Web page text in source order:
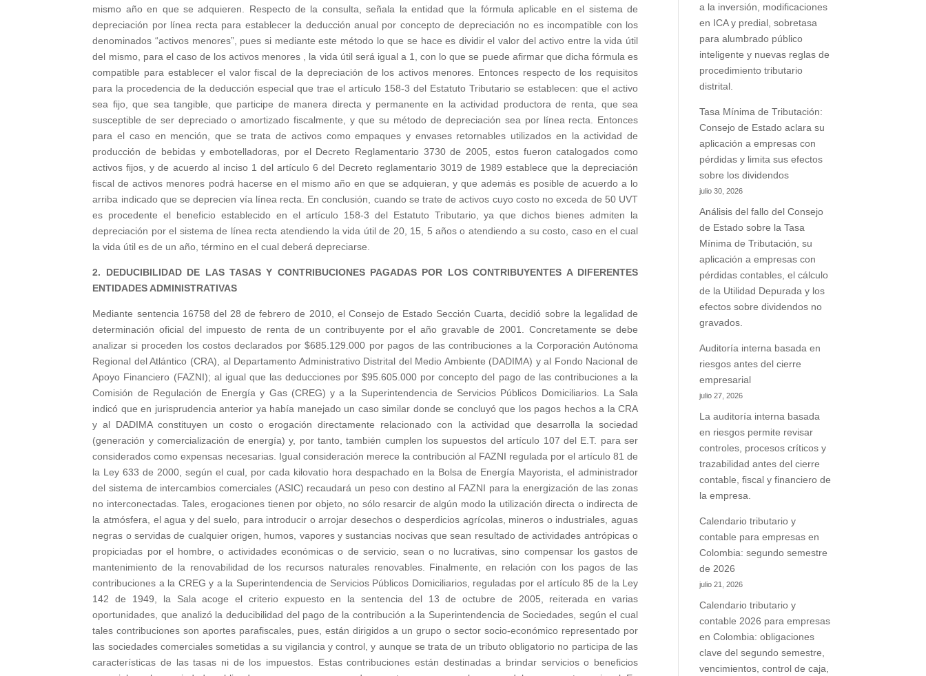
mismo año en que se adquieren. Respecto de la consulta, señala la entidad que la fórmula aplicable en el sistema de
depreciación por línea recta para establecer la deducción anual por concepto de depreciación no es incompatible con los
denominados “activos menores”, pues si mediante este método lo que se hace es dividir el valor del activo entre la vida útil
del mismo, para el caso de los activos menores , la vida útil será igual a 1, con lo que se puede afirmar que dicha fórmula es
compatible para establecer el valor fiscal de la depreciación de los activos menores. Entonces respecto de los requisitos
para la procedencia de la deducción especial que trae el artículo 158-3 del Estatuto Tributario se establecen: que el activo
sea fijo, que sea tangible, que participe de manera directa y permanente en la actividad productora de renta, que sea
susceptible de ser depreciado o amortizado fiscalmente, y que su método de depreciación sea por línea recta. Entonces
para el caso en mención, que se trata de activos como empaques y envases retornables utilizados en la actividad de
producción de bebidas y embotelladoras, por el Decreto Reglamentario 3730 de 2005, estos fueron catalogados como
activos fijos, y de acuerdo al inciso 1 del artículo 6 del Decreto reglamentario 3019 de 1989 establece que la depreciación
fiscal de activos menores podrá hacerse en el mismo año en que se adquieran, y que además es posible de acuerdo a lo
arriba indicado que se deprecien vía línea recta. En conclusión, cuando se trate de activos cuyo costo no exceda de 50 UVT
es procedente el beneficio establecido en el artículo 158-3 del Estatuto Tributario, ya que dichos bienes admiten la
depreciación por el sistema de línea recta atendiendo la vida útil de 20, 15, 5 años o atendiendo a su costo, caso en el cual
la vida útil es de un año, término en el cual deberá depreciarse.
2. DEDUCIBILIDAD DE LAS TASAS Y CONTRIBUCIONES PAGADAS POR LOS CONTRIBUYENTES A DIFERENTES
ENTIDADES ADMINISTRATIVAS
Mediante sentencia 16758 del 28 de febrero de 2010, el Consejo de Estado Sección Cuarta, decidió sobre la legalidad de
determinación oficial del impuesto de renta de un contribuyente por el año gravable de 2001. Concretamente se debe
analizar si proceden los costos declarados por $685.129.000 por pagos de las contribuciones a la Corporación Autónoma
Regional del Atlántico (CRA), al Departamento Administrativo Distrital del Medio Ambiente (DADIMA) y al Fondo Nacional de
Apoyo Financiero (FAZNI); al igual que las deducciones por $95.605.000 por concepto del pago de las contribuciones a la
Comisión de Regulación de Energía y Gas (CREG) y a la Superintendencia de Servicios Públicos Domiciliarios. La Sala
indicó que en jurisprudencia anterior ya había manejado un caso similar donde se concluyó que los pagos hechos a la CRA
y al DADIMA constituyen un costo o erogación directamente relacionado con la actividad que desarrolla la sociedad
(generación y comercialización de energía) y, por tanto, también cumplen los supuestos del artículo 107 del E.T. para ser
considerados como expensas necesarias. Igual consideración merece la contribución al FAZNI regulada por el artículo 81 de
la Ley 633 de 2000, según el cual, por cada kilovatio hora despachado en la Bolsa de Energía Mayorista, el administrador
del sistema de intercambios comerciales (ASIC) recaudará un peso con destino al FAZNI para la energización de las zonas
no interconectadas. Tales, erogaciones tienen por objeto, no sólo resarcir de algún modo la utilización directa o indirecta de
la atmósfera, el agua y del suelo, para introducir o arrojar desechos o desperdicios agrícolas, mineros o industriales, aguas
negras o servidas de cualquier origen, humos, vapores y sustancias nocivas que sean resultado de actividades antrópicas o
propiciadas por el hombre, o actividades económicas o de servicio, sean o no lucrativas, sino compensar los gastos de
mantenimiento de la renovabilidad de los recursos naturales renovables. Finalmente, en relación con los pagos de las
contribuciones a la CREG y a la Superintendencia de Servicios Públicos Domiciliarios, reguladas por el artículo 85 de la Ley
142 de 1949, la Sala acoge el criterio expuesto en la sentencia del 13 de octubre de 2005, reiterada en varias
oportunidades, que analizó la deducibilidad del pago de la contribución a la Superintendencia de Sociedades, según el cual
tales contribuciones son aportes parafiscales, pues, están dirigidos a un grupo o sector socio-económico representado por
las sociedades comerciales sometidas a su vigilancia y control, y aunque se trata de un tributo obligatorio no participa de las
características de las tasas ni de los impuestos. Estas contribuciones están destinadas a brindar servicios o beneficios
a la inversión, modificaciones
en ICA y predial, sobretasa
para alumbrado público
inteligente y nuevas reglas de
procedimiento tributario
distrital.
Tasa Mínima de Tributación:
Consejo de Estado aclara su
aplicación a empresas con
pérdidas y limita sus efectos
sobre los dividendos
julio 30, 2026
Análisis del fallo del Consejo
de Estado sobre la Tasa
Mínima de Tributación, su
aplicación a empresas con
pérdidas contables, el cálculo
de la Utilidad Depurada y los
efectos sobre dividendos no
gravados.
Auditoría interna basada en
riesgos antes del cierre
empresarial
julio 27, 2026
La auditoría interna basada
en riesgos permite revisar
controles, procesos críticos y
trazabilidad antes del cierre
contable, fiscal y financiero de
la empresa.
Calendario tributario y
contable para empresas en
Colombia: segundo semestre
de 2026
julio 21, 2026
Calendario tributario y
contable 2026 para empresas
en Colombia: obligaciones
clave del segundo semestre,
vencimientos, control de caja,